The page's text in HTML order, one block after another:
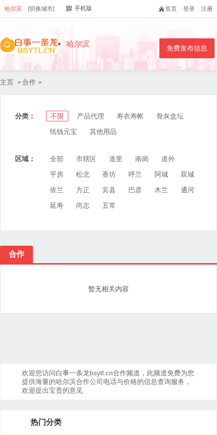
哈尔滨 [切换城市] 手机版 首页 登录 注册
哈尔滨 免费发布信息
主页 > 合作 >
分类： 不限 产品代理 寿衣寿帐
骨灰盒坛
纸钱元宝
其他用品
区域： 全部 市辖区 道里 南岗
道外
平房
松北 香坊 呼兰 阿城
双城
依兰
方正 宾县 巴彦 木兰
通河
延寿
尚志 五常
合作
暂无相关内容
欢迎您访问白事一条龙bsytl.cn合作频道，此频道免费为您
提供海量的哈尔滨合作公司电话与价格的信息查询服务，
欢迎提出宝贵的意见
热门分类